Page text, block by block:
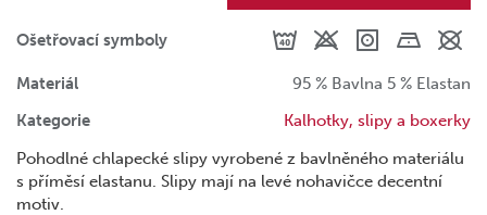
Ošetřovací symboly
Materiál
95 % Bavlna 5 % Elastan
Kategorie
Kalhotky, slipy a boxerky
Pohodlné chlapecké slipy vyrobené z bavlněného materiálu
s příměsí elastanu. Slipy mají na levé nohavičce decentní
motiv.